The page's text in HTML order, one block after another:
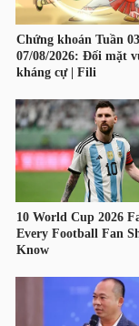
CÔNG
ĐẦU
TƯ
TRUY
XUẤT
DỮ